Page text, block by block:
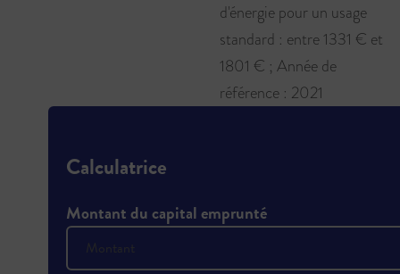
d'énergie pour un usage
standard : entre 1331 € et
1801 € ; Année de
référence : 2021
Calculatrice
Montant du capital emprunté